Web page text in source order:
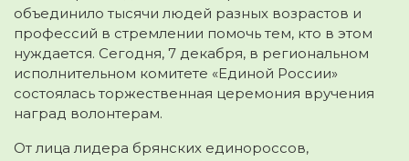
объединило тысячи людей разных возрастов и
профессий в стремлении помочь тем, кто в этом
нуждается. Сегодня, 7 декабря, в региональном
исполнительном комитете «Единой России»
состоялась торжественная церемония вручения
наград волонтерам.
От лица лидера брянских единороссов,